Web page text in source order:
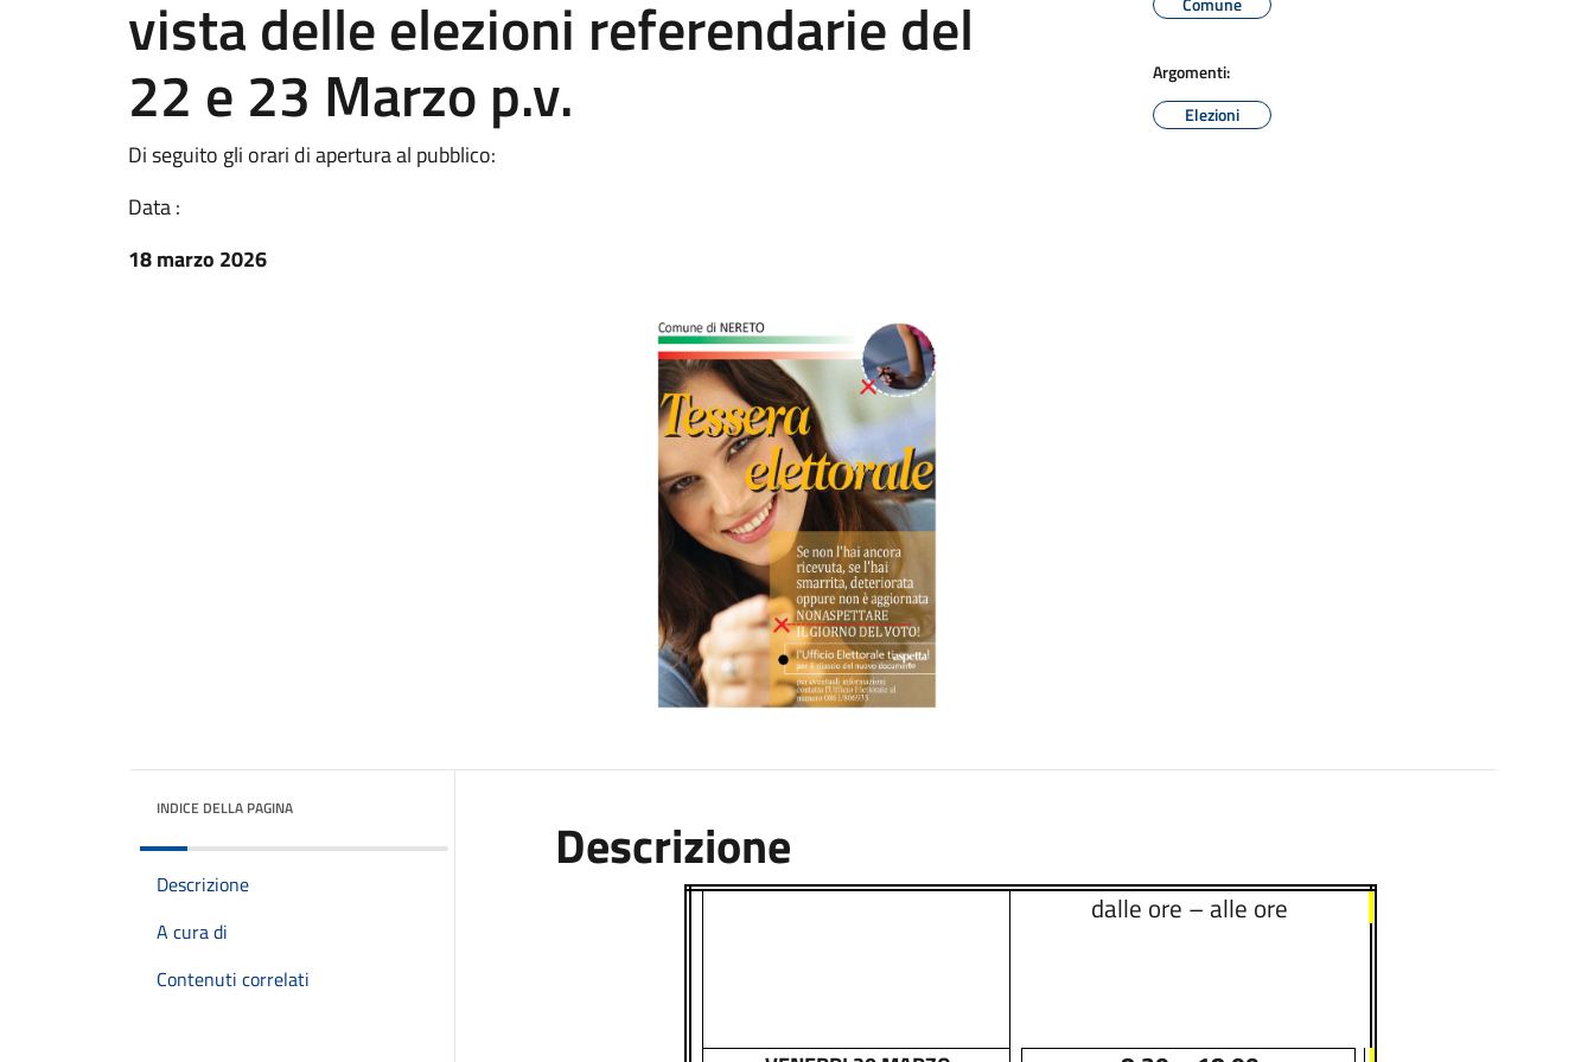
vista delle elezioni referendarie del
22 e 23 Marzo p.v.
Di seguito gli orari di apertura al pubblico:
Data :
18 marzo 2026
Argomenti:
Elezioni
INDICE DELLA PAGINA
Descrizione
A cura di
Contenuti correlati
Descrizione
dalle ore – alle ore